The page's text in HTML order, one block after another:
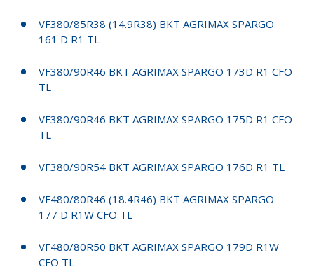
VF380/85R38 (14.9R38) BKT AGRIMAX SPARGO
161 D R1 TL
VF380/90R46 BKT AGRIMAX SPARGO 173D R1 CFO
TL
VF380/90R46 BKT AGRIMAX SPARGO 175D R1 CFO
TL
VF380/90R54 BKT AGRIMAX SPARGO 176D R1 TL
VF480/80R46 (18.4R46) BKT AGRIMAX SPARGO
177 D R1W CFO TL
VF480/80R50 BKT AGRIMAX SPARGO 179D R1W
CFO TL